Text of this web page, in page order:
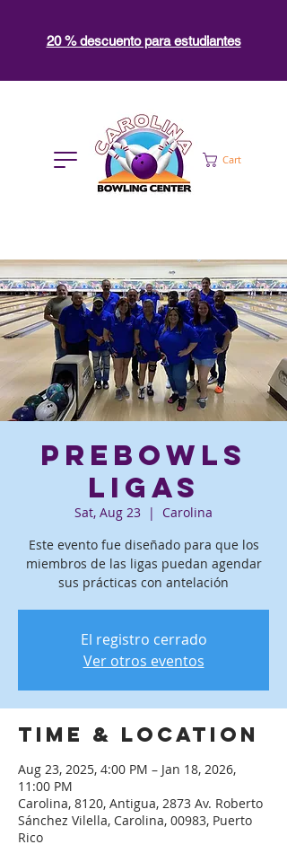
Cart
20 % descuento para estudiantes
PreBowls
ligas
Sat, Aug 23
  |
Carolina
Este evento fue diseñado para que los
miembros de las ligas puedan agendar
sus prácticas con antelación
El registro cerrado
Ver otros eventos
Time & Location
Aug 23, 2025, 4:00 PM – Jan 18, 2026,
11:00 PM
Carolina, 8120, Antigua, 2873 Av. Roberto
Sánchez Vilella, Carolina, 00983, Puerto
Rico